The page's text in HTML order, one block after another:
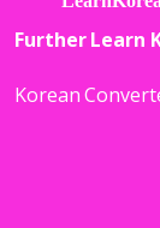
Further Learn
Korean